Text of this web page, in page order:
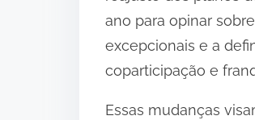
ano para opinar
excepcionais e a
coparticipação e
Essas mudanças